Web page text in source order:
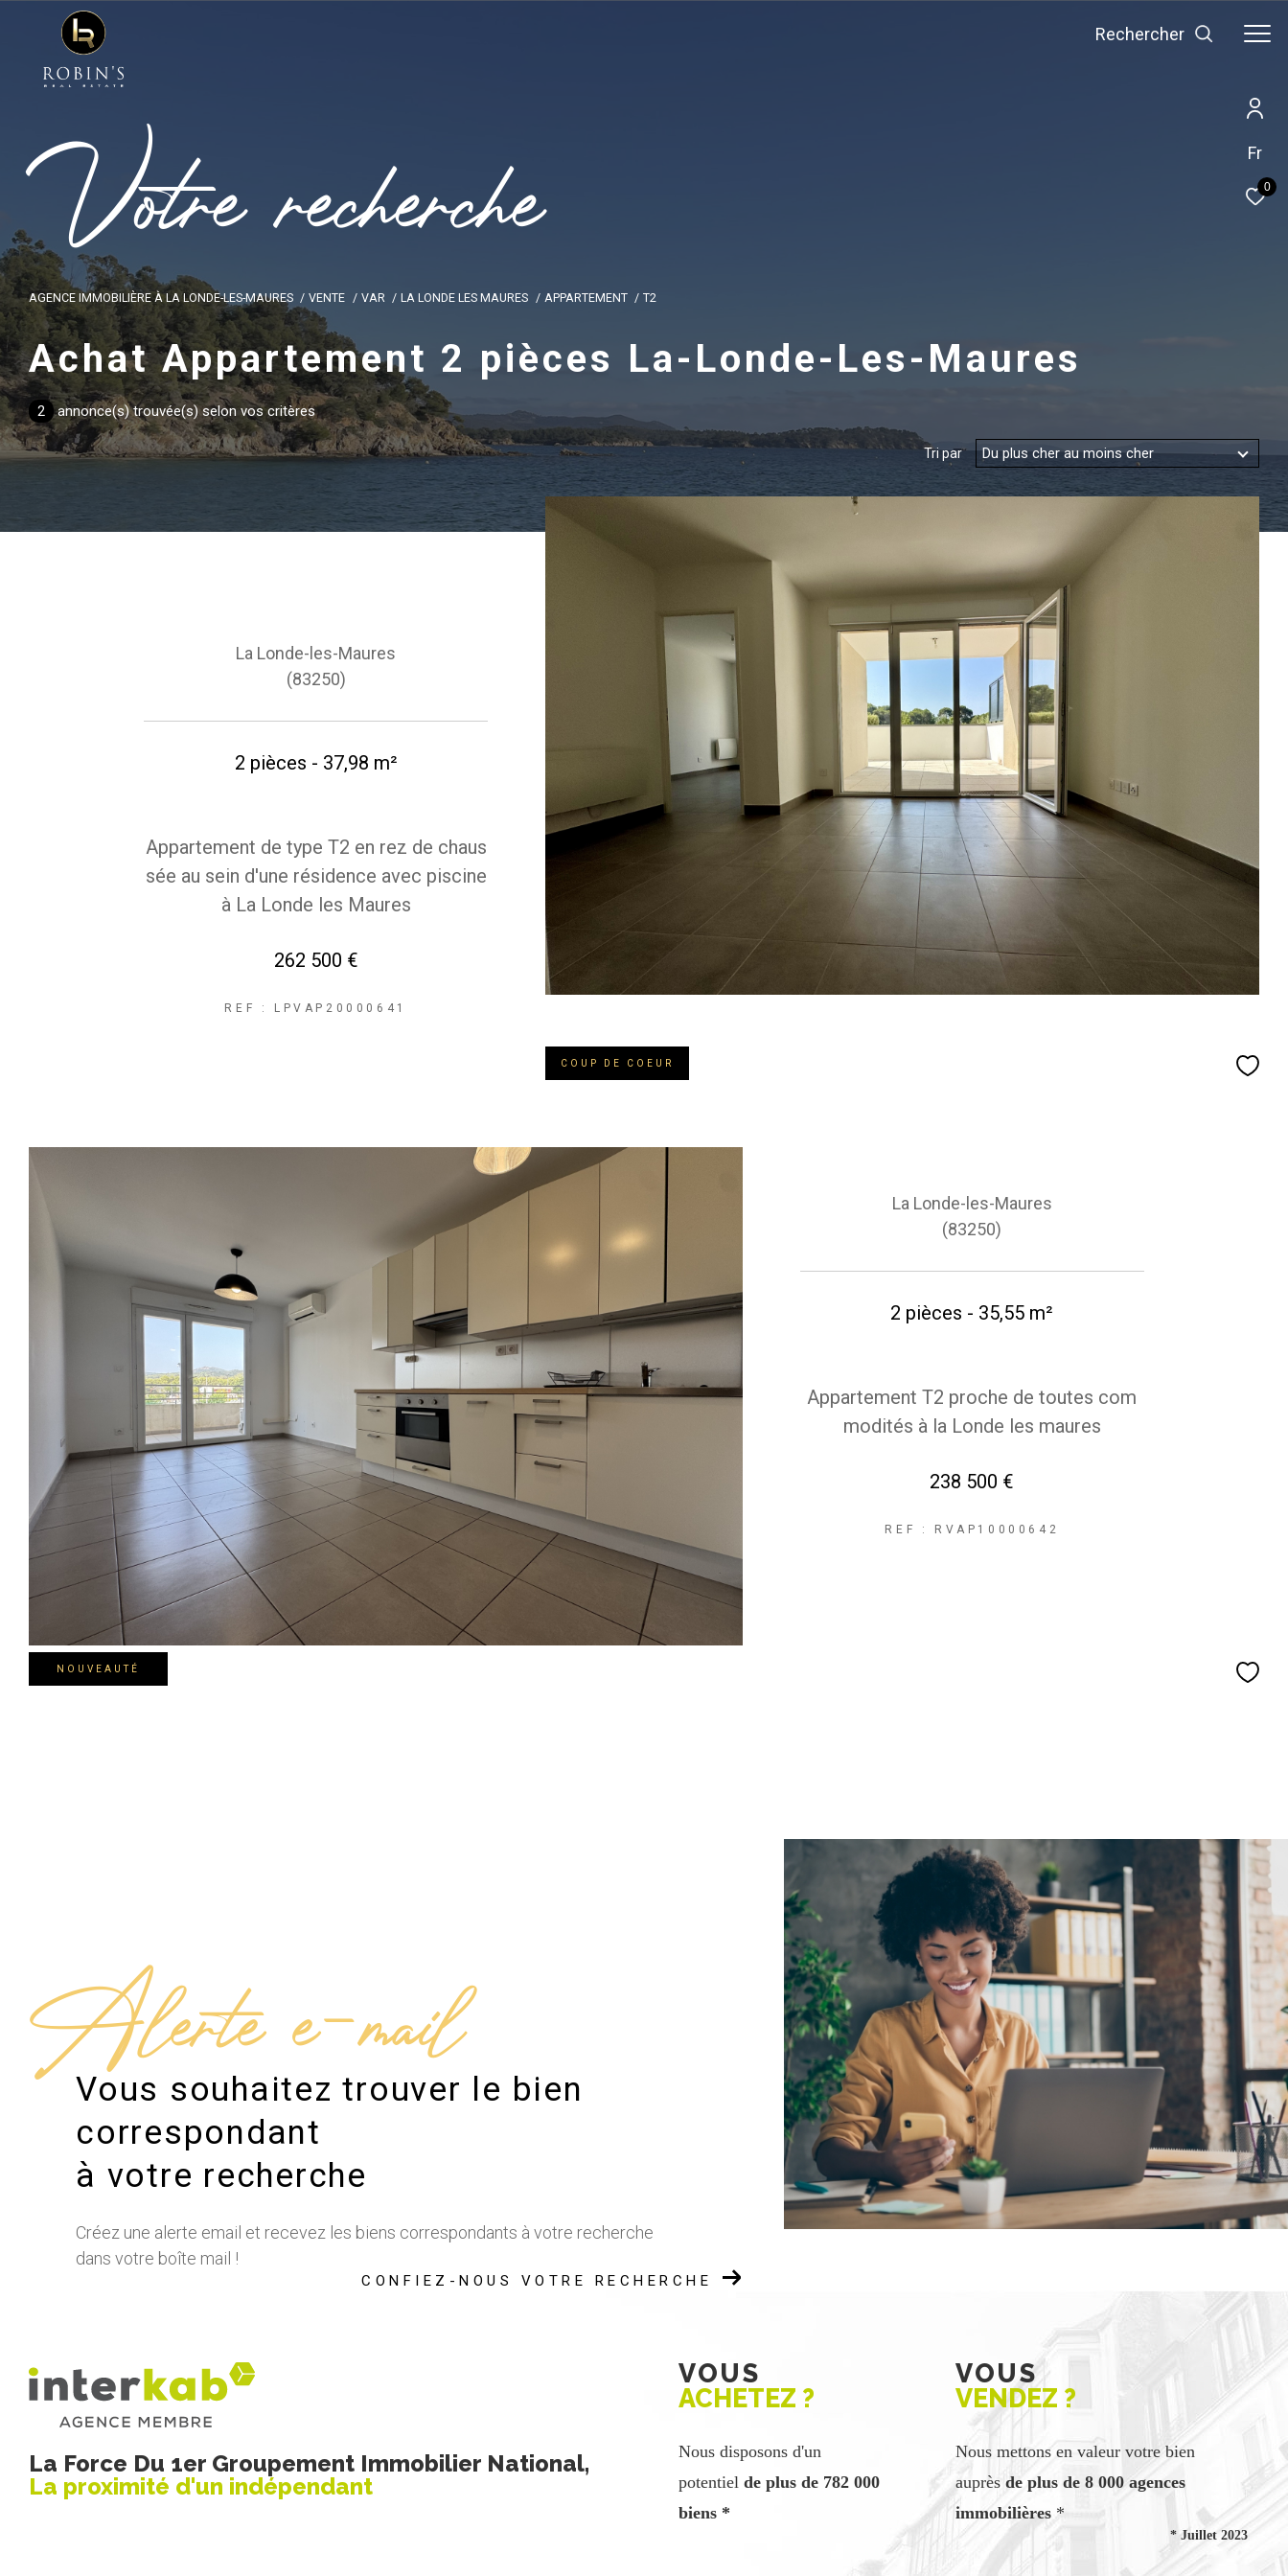
Fr
0
Rechercher
Votrerecherche
AGENCE IMMOBILIÈRE À LA LONDE-LES-MAURES VENTE VAR LA LONDE LES MAURES APPARTEMENT T2
Achat Appartement 2 pièces La-Londe-Les-Maures
2 annonce(s) trouvée(s) selon vos critères
Tri par Du plus cher au moins cher
La Londe-les-Maures
(83250)
2 pièces - 37,98 m²
Appartement de type T2 en rez de chaus
sée au sein d'une résidence avec piscine
à La Londe les Maures
262 500 €
REF : LPVAP20000641
COUP DE COEUR
La Londe-les-Maures
(83250)
2 pièces - 35,55 m²
Appartement T2 proche de toutes com
modités à la Londe les maures
238 500 €
REF : RVAP10000642
NOUVEAUTÉ
Alerte e-mail
Vous souhaitez trouver le bien
correspondant
à votre recherche
Créez une alerte email et recevez les biens correspondants à votre recherche
dans votre boîte mail !
CONFIEZ-NOUS VOTRE RECHERCHE
La Force Du 1er Groupement Immobilier National,
La proximité d'un indépendant
VOUS
ACHETEZ ?
Nous disposons d'un
potentiel de plus de 782 000
biens *
VOUS
VENDEZ ?
Nous mettons en valeur votre bien
auprès de plus de 8 000 agences
immobilières*
* Juillet 2023